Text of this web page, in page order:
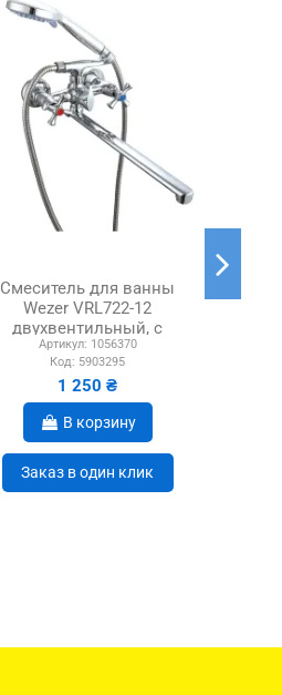
Смеситель для ванны
Wezer VRL722-12
двухвентильный, с
душевым набором
Артикул: 1056370
Код: 5903295
1 250 ₴
В корзину
Заказ в один клик